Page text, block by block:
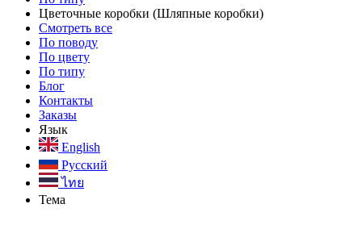
Цветочные коробки (Шляпные коробки)
Смотреть все
По поводу
По цвету
По типу
Блог
Контакты
Заказы
Язык
English
Русский
ไทย
Тема